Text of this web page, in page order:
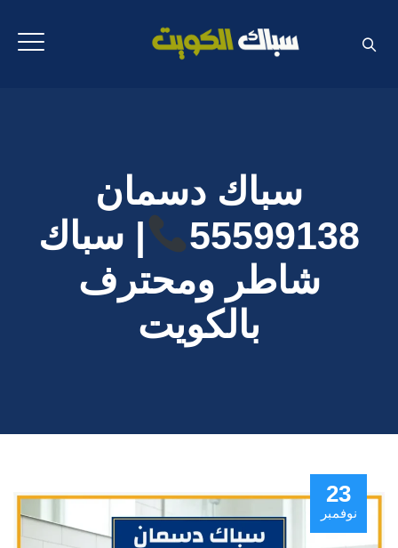
سباك دسمان
55599138
| سباك
شاطر ومحترف
بالكويت
23
نوفمبر